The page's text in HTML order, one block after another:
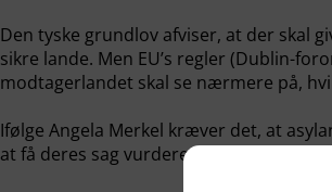
Den tyske grundlov afviser, at der skal
sikre lande. Men EU’s regler (Dublin-
modtagerlandet skal se nærmere på,
Ifølge Angela Merkel kræver det, at
at få deres sag vurderet.